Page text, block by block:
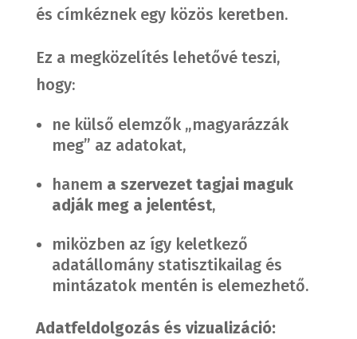
és címkéznek egy közös keretben.
Ez a megközelítés lehetővé teszi,
hogy:
ne külső elemzők „magyarázzák
meg” az adatokat,
hanem a szervezet tagjai maguk
adják meg a jelentést,
miközben az így keletkező
adatállomány statisztikailag és
mintázatok mentén is elemezhető.
Adatfeldolgozás és vizualizáció: